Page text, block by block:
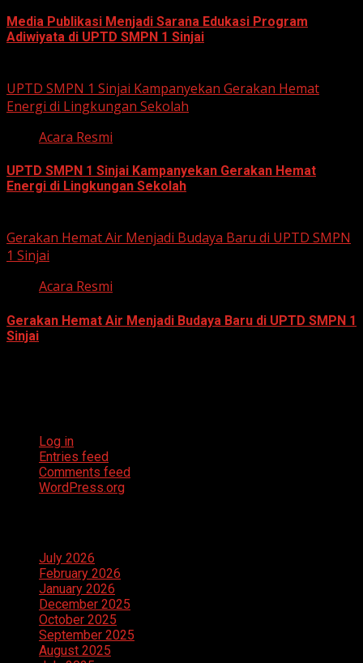
Media Publikasi Menjadi Sarana Edukasi Program
Adiwiyata di UPTD SMPN 1 Sinjai
UPTD SMPN 1 Sinjai Kampanyekan Gerakan Hemat
Energi di Lingkungan Sekolah
Acara Resmi
UPTD SMPN 1 Sinjai Kampanyekan Gerakan Hemat
Energi di Lingkungan Sekolah
Gerakan Hemat Air Menjadi Budaya Baru di UPTD SMPN
1 Sinjai
Acara Resmi
Gerakan Hemat Air Menjadi Budaya Baru di UPTD SMPN 1
Sinjai
Log in
Entries feed
Comments feed
WordPress.org
July 2026
February 2026
January 2026
December 2025
October 2025
September 2025
August 2025